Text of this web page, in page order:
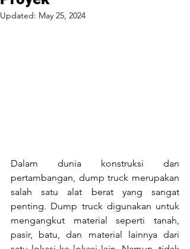
Updated: May 25, 2024
Dalam dunia konstruksi dan
pertambangan, dump truck merupakan
salah satu alat berat yang sangat
penting. Dump truck digunakan untuk
mengangkut material seperti tanah,
pasir, batu, dan material lainnya dari